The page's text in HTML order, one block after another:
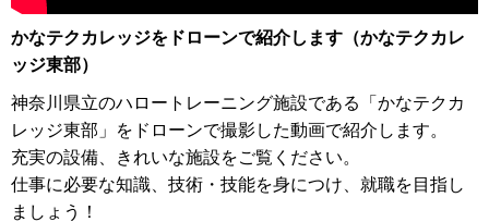
かなテクカレッジをドローンで紹介します（かなテクカレ
ッジ東部）
神奈川県立のハロートレーニング施設である「かなテクカ
レッジ東部」をドローンで撮影した動画で紹介します。
充実の設備、きれいな施設をご覧ください。
仕事に必要な知識、技術・技能を身につけ、就職を目指し
ましょう！